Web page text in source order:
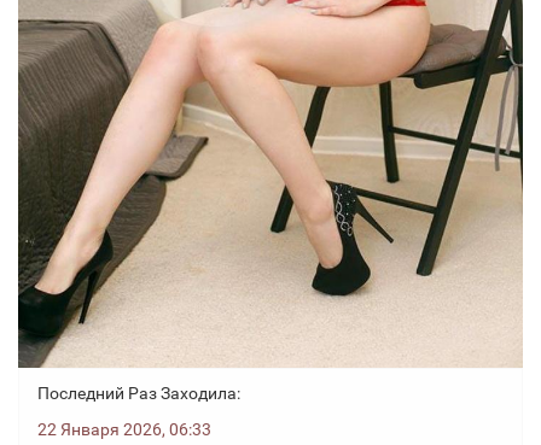
Последний Раз Заходила:
22 Января 2026, 06:33